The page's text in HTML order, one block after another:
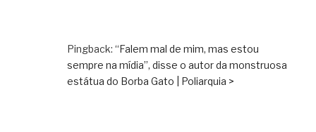
Pingback: “Falem mal de mim, mas estou
sempre na mídia”, disse o autor da monstruosa
estátua do Borba Gato | Poliarquia >